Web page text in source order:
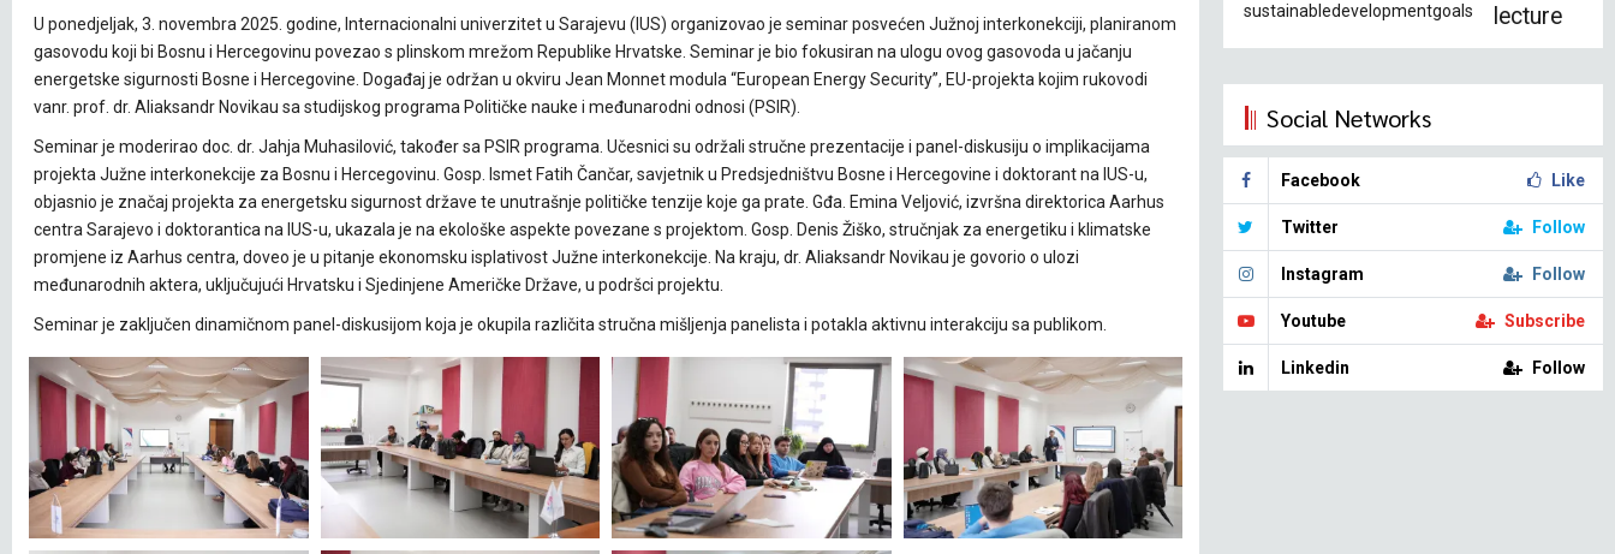
U ponedjeljak, 3. novembra 2025. godine, Internacionalni univerzitet u Sarajevu (IUS) organizovao je seminar posvećen Južnoj interkonekciji, planiranom
gasovodu koji bi Bosnu i Hercegovinu povezao s plinskom mrežom Republike Hrvatske. Seminar je bio fokusiran na ulogu ovog gasovoda u jačanju
energetske sigurnosti Bosne i Hercegovine. Događaj je održan u okviru Jean Monnet modula “European Energy Security”, EU-projekta kojim rukovodi
vanr. prof. dr. Aliaksandr Novikau sa studijskog programa Političke nauke i međunarodni odnosi (PSIR).
Seminar je moderirao doc. dr. Jahja Muhasilović, također sa PSIR programa. Učesnici su održali stručne prezentacije i panel-diskusiju o implikacijama
projekta Južne interkonekcije za Bosnu i Hercegovinu. Gosp. Ismet Fatih Čančar, savjetnik u Predsjedništvu Bosne i Hercegovine i doktorant na IUS-u,
objasnio je značaj projekta za energetsku sigurnost države te unutrašnje političke tenzije koje ga prate. Gđa. Emina Veljović, izvršna direktorica Aarhus
centra Sarajevo i doktorantica na IUS-u, ukazala je na ekološke aspekte povezane s projektom. Gosp. Denis Žiško, stručnjak za energetiku i klimatske
promjene iz Aarhus centra, doveo je u pitanje ekonomsku isplativost Južne interkonekcije. Na kraju, dr. Aliaksandr Novikau je govorio o ulozi
međunarodnih aktera, uključujući Hrvatsku i Sjedinjene Američke Države, u podršci projektu.
Seminar je zaključen dinamičnom panel-diskusijom koja je okupila različita stručna mišljenja panelista i potakla aktivnu interakciju sa publikom.
sustainabledevelopmentgoals lecture
Social Networks
Facebook Like
Twitter Follow
Instagram Follow
Youtube Subscribe
Linkedin Follow